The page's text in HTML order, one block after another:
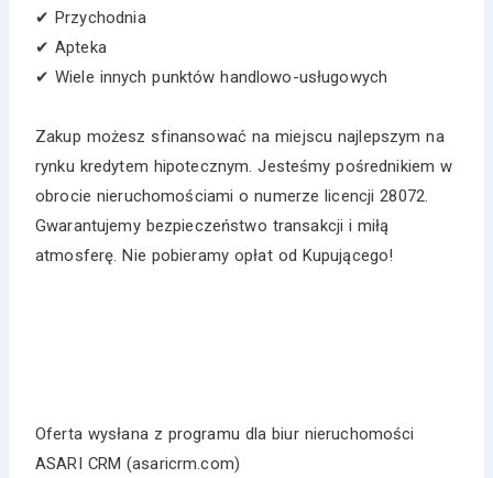
✔ Przychodnia
✔ Apteka
✔ Wiele innych punktów handlowo-usługowych
Zakup możesz sfinansować na miejscu najlepszym na
rynku kredytem hipotecznym. Jesteśmy pośrednikiem w
obrocie nieruchomościami o numerze licencji 28072.
Gwarantujemy bezpieczeństwo transakcji i miłą
atmosferę. Nie pobieramy opłat od Kupującego!
Oferta wysłana z programu dla biur nieruchomości
ASARI CRM (asaricrm.com)